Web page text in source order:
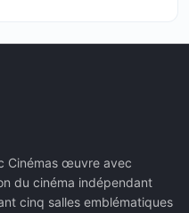
Cinémas œuvre avec
du cinéma indépendant
cinq salles emblématiques